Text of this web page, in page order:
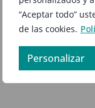
“Aceptar todo”
de las cookies.
Personalizar
solución de
almacén de
datos...
leer más >>